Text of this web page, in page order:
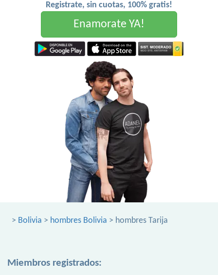
Registrate, sin cuotas, 100% gratis!
Enamorate YA!
> Bolivia > hombres Bolivia > hombres Tarija
Miembros registrados: